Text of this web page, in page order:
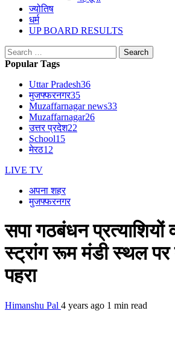
ज्योतिष
धर्म
UP BOARD RESULTS
Search
for:
Popular Tags
Uttar Pradesh36
मुजफ्फरनगर35
Muzaffarnagar news33
Muzaffarnagar26
उत्तर प्रदेश22
School15
मेरठ12
LIVE TV
अपना शहर
मुजफ्फरनगर
सपा गठबंधन
स्ट्रांग रूम मंडी स्थल पर
पहरा
Himanshu Pal 4 years ago 1 min read